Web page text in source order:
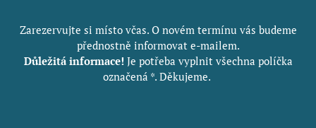
Zarezervujte si místo včas. O novém termínu vás budeme
přednostně informovat e-mailem.
Důležitá informace! Je potřeba vyplnit všechna políčka
označená *. Děkujeme.